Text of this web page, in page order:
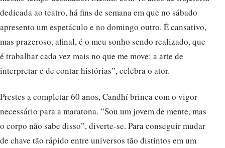
dedicada ao teatro, há fins de semana em que no sábado
apresento um espetáculo e no domingo outro. É cansativo,
mas prazeroso, afinal, é o meu sonho sendo realizado, que
é trabalhar cada vez mais no que me move: a arte de
interpretar e de contar histórias”, celebra o ator.
Prestes a completar 60 anos, Candhí brinca com o vigor
necessário para a maratona. “Sou um jovem de mente, mas
o corpo não sabe disso”, diverte-se. Para conseguir mudar
de chave tão rápido entre universos tão distintos em um